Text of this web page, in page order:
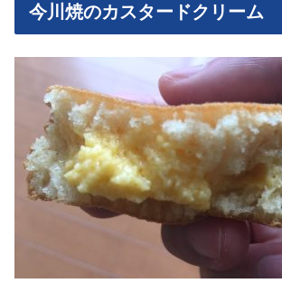
今川焼のカスタードクリーム